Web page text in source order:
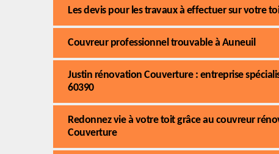
Les devis pour les travaux à effectuer sur votre
Couvreur professionnel trouvable à Auneuil
Justin rénovation Couverture : entreprise
60390
Redonnez vie à votre toit grâce au couvreur
Couverture